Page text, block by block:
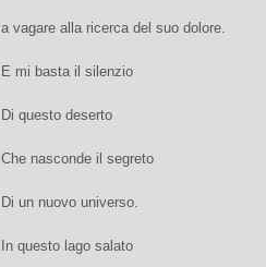
a vagare alla ricerca del suo dolore.
E mi basta il silenzio
Di questo deserto
Che nasconde il segreto
Di un nuovo universo.
In questo lago salato